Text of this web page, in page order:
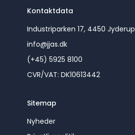
Kontaktdata
Industriparken 17, 4450 Jyderup
info@jjas.dk
(+45) 5925 8100
CVR/VAT: DK10613442
Sitemap
Nyheder